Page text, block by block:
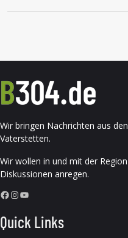
Wir bringen Nachrichten aus
Vaterstetten.
Wir wollen in und mit der
Diskussionen anregen.
Facebook InstagramYouTube
Quick Links